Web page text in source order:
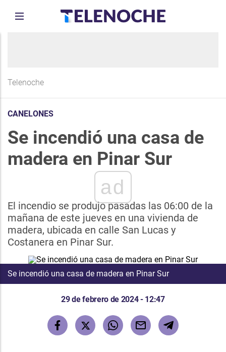
Telenoche
CANELONES
Se incendió una casa de
madera en Pinar Sur
ad
El incendio se produjo pasadas las 06:00 de la
mañana de este jueves en una vivienda de
madera, ubicada en calle San Lucas y
Costanera en Pinar Sur.
Se incendió una casa de madera en Pinar Sur
29 de febrero de 2024 - 12:47